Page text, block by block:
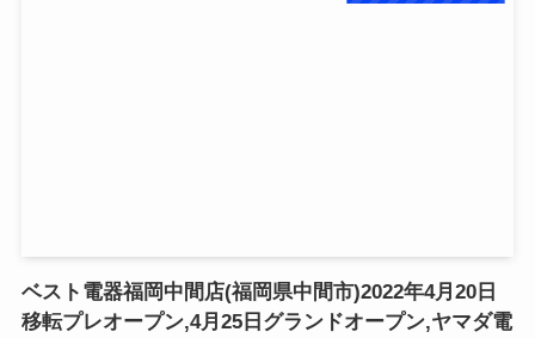
ベスト電器福岡中間店(福岡県中間市)2022年4月20日
移転プレオープン,4月25日グランドオープン,ヤマダ電